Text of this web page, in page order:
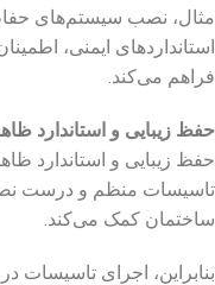
مثال، نصب سیستم‌های
استانداردهای ایمنی،
فراهم می‌کند.
حفظ زیبایی و استاندارد
حفظ زیبایی و استاندارد
تاسیسات منظم و درست
ساختمان کمک می‌کند.
بنابراین، اجرای